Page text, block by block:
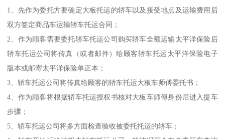
1、先作为委托方要确定大板托运的轿车以及接受地点及运输费用后
双方签定商品车运输轿车托运合同；
2、作为顾客需要委托轿车托运公司购买轿车全额运输太平洋保险后
轿车托运公司将传真（或者邮件）给顾客轿车托运太平洋保险电子
版本或邮寄太平洋保险单正本；
3、轿车托运公司将传真给顾客的轿车托运大板车师傅委托书；
4、作为顾客将根据轿车托运授权书核对大板车师傅身份后进入提车
步骤；
5、轿车托运公司将多方面检查验收被委托托运的轿车；